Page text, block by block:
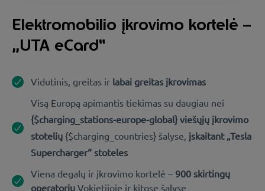
Elektromobilio įkrovimo kortelė –
„UTA eCard“
Vidutinis, greitas ir labai greitas įkrovimas
Visą Europą apimantis tiekimas su daugiau nei
{$charging_stations-europe-global} viešųjų įkrovimo
stotelių {$charging_countries} šalyse, įskaitant „Tesla
Supercharger“ stoteles
Viena degalų ir įkrovimo kortelė – 900 skirtingų
operatorių Vokietijoje ir kitose šalyse